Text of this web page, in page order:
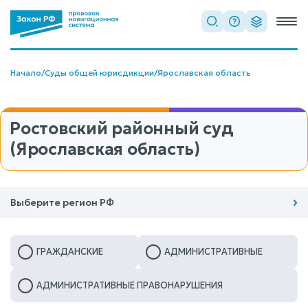
Начало/Суды общей юрисдикции/Ярославская область
Ростовский районный суд
(Ярославская область)
Выберите регион РФ
ГРАЖДАНСКИЕ АДМИНИСТРАТИВНЫЕ
АДМИНИСТРАТИВНЫЕ ПРАВОНАРУШЕНИЯ